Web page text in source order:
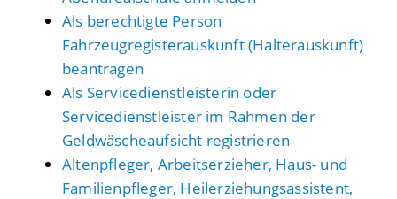
Als berechtigte Person
Fahrzeugregisterauskunft (Halterauskunft)
beantragen
Als Servicedienstleisterin oder
Servicedienstleister im Rahmen der
Geldwäscheaufsicht registrieren
Altenpfleger, Arbeitserzieher, Haus- und
Familienpfleger, Heilerziehungsassistent,